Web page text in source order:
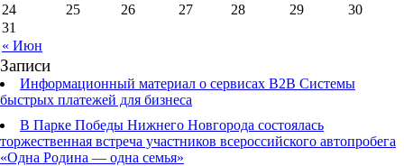
« Июн
24
25 26 27 28 29
30
31
Записи
Информационный материал о сервисах В2В Системы
быстрых платежей для бизнеса
В Парке Победы Нижнего Новгорода состоялась
торжественная встреча участников всероссийского автопробега
«Одна Родина — одна семья»